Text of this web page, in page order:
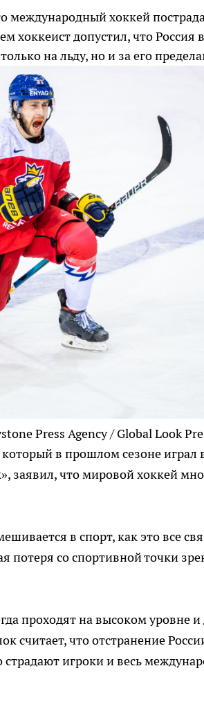
международный хоккей
хоккеист допустил, что Россия
на льду, но и за его
Press Agency / Global Look
в прошлом сезоне играл
заявил, что мировой хоккей
в спорт, как это все
потеря со спортивной точки
проходят на высоком уровне
считает, что отстранение
страдают игроки и весь